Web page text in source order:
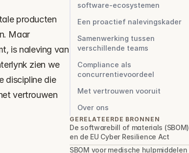
producten
Maar
is naleving van
zien we
discipline die
vertrouwen
software-ecosystemen
Een proactief nalevingskader
Samenwerking tussen
verschillende teams
Compliance als
concurrentievoordeel
Met vertrouwen vooruit
Over ons
GERELATEERDE BRONNEN
De softwarebill of materials (SBOM)
en de EU Cyber Resilience Act
SBOM voor medische hulpmiddelen